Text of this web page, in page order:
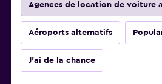
Agences de location de voiture
Aéroports alternatifs
J'ai de la chance